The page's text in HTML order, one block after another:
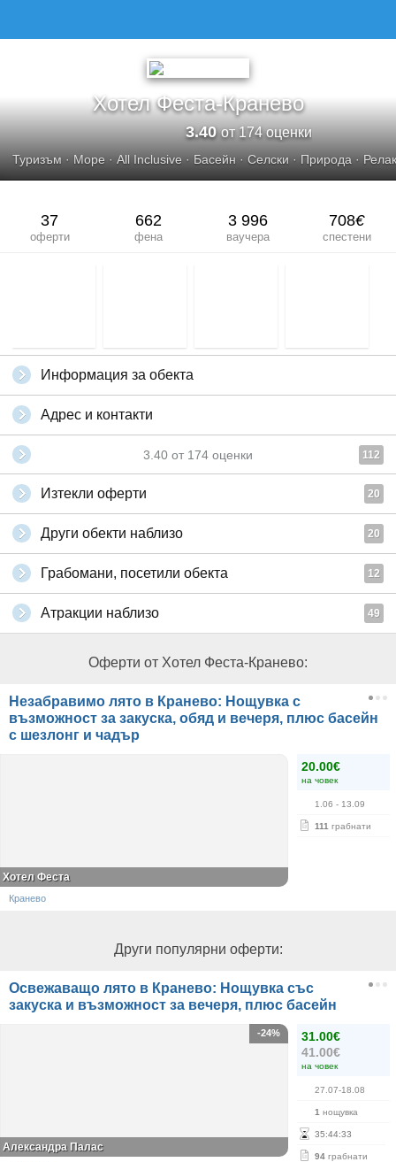
Хотел Феста-Кранево
3.40от 174 оценки
Туризъм · Море ·All Inclusive · Басейн · Селски · Природа ·
37
оферти
662
фена
3 996
ваучера
708€
спестени
Информация за обекта
Адрес и контакти
3.40 от 174 оценки 112
Изтекли оферти 20
Други обекти наблизо 20
Грабомани, посетили обекта 12
Атракции наблизо 49
Оферти от Хотел Феста-Кранево:
Незабравимо лято в Кранево: Нощувка с
възможност за закуска, обяд и вечеря, плюс басейн
с шезлонг и чадър
20.00€
на човек
1.06 - 13.09
111 грабнати
Хотел Феста
Кранево
Други популярни оферти:
Освежаващо лято в Кранево: Нощувка със
закуска и възможност за вечеря, плюс басейн
31.00€
41.00€
на човек
27.07-18.08
1 нощувка
35:44:33
94 грабнати
-24%
Александра Палас